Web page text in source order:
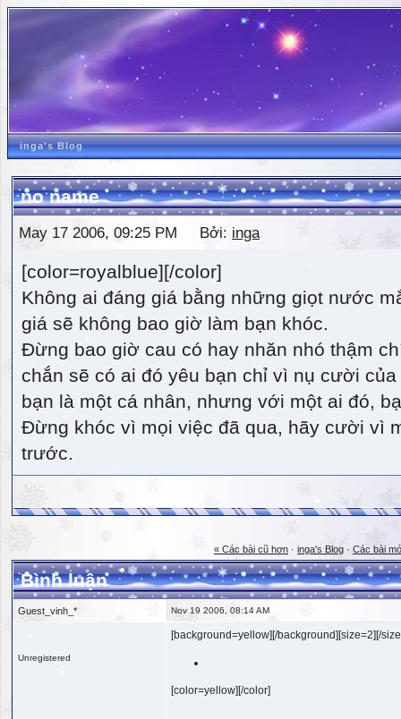
inga's Blog
no name
May 17 2006, 09:25 PM Bởi: inga
[color=royalblue][/color]
Không ai đáng giá bằng những giọt nước
giá sẽ không bao giờ làm bạn khóc.
Đừng bao giờ cau có hay nhăn nhó thậm
chắn sẽ có ai đó yêu bạn chỉ vì nụ cười
bạn là một cá nhân, nhưng với một ai đó,
Đừng khóc vì mọi việc đã qua, hãy cười vì
trước.
« Các bài cũ hơn · inga's Blog · Các bài
Bình luận
Guest_vinh_* Nov 19 2006, 08:14 AM
Unregistered
[background=yellow][/background][size=2][/
[color=yellow][/color]